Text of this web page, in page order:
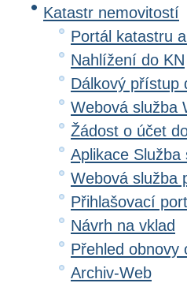
Katastr nemovitostí
Portál katastru
Nahlížení do KN
Dálkový přístup
Webová služba
Žádost o účet
Aplikace
Webová služba
Přihlašovací
Návrh na vklad
Přehled obnovy
Archiv-Web